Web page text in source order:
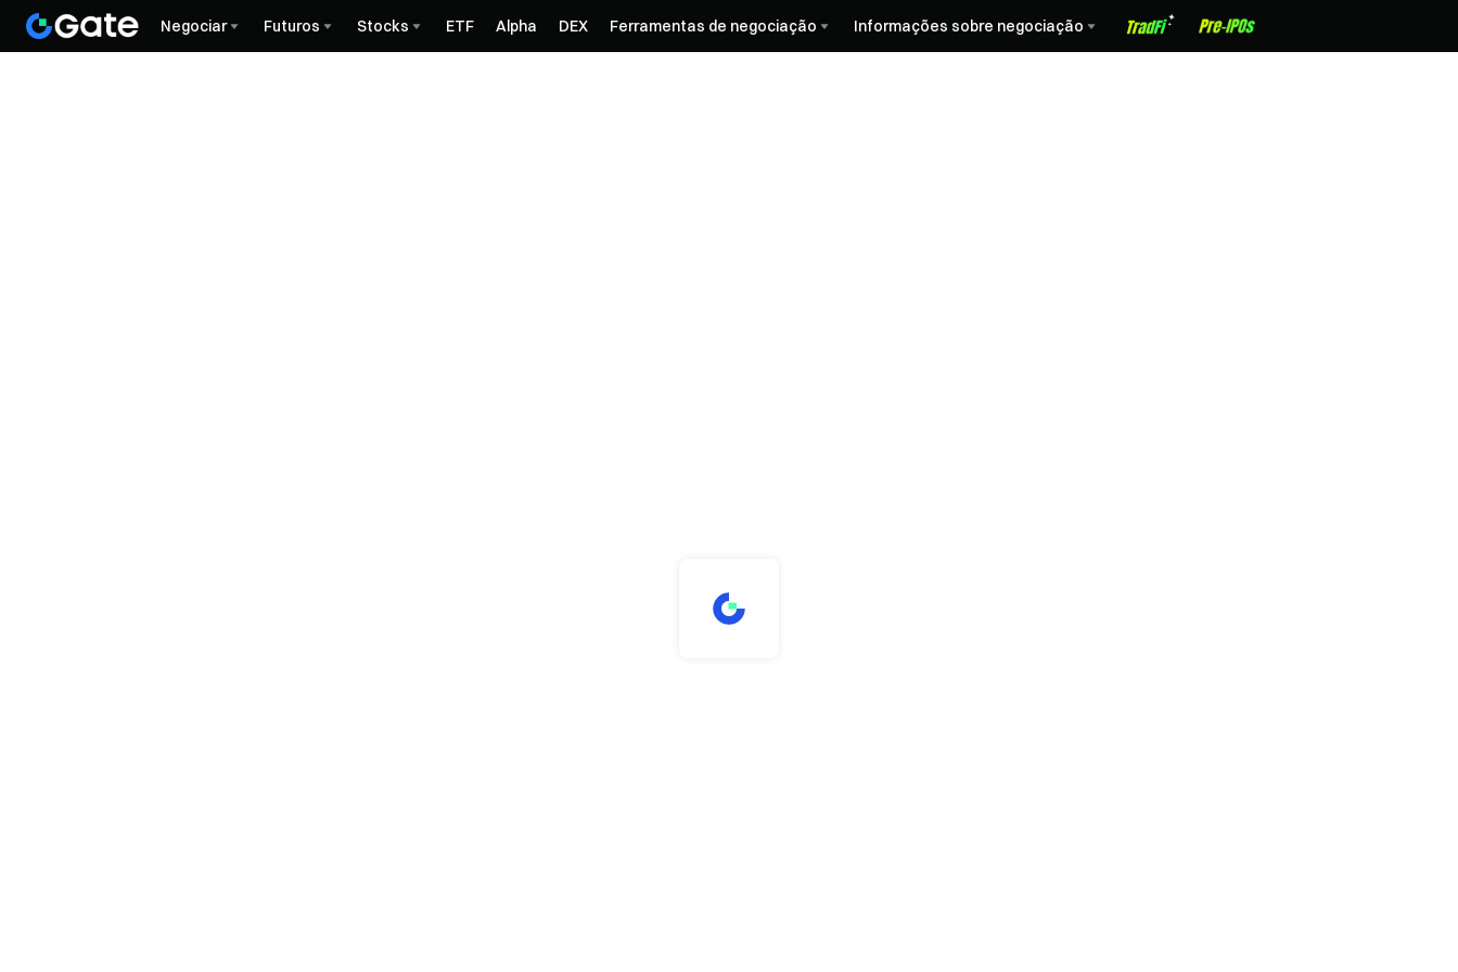
Negociar Futuros Stocks ETF Alpha DEX Ferramentas de negociação Informações sobre negociação